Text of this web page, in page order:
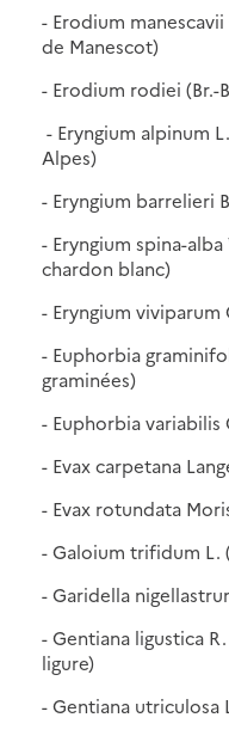
- Erodium
de Manescot)
- Erodium rodiei (Br.-
- Eryngium alpinum
Alpes)
- Eryngium barrelieri
- Eryngium spina-
chardon blanc)
- Eryngium viviparum
- Euphorbia
graminées)
- Euphorbia variabilis
- Evax carpetana
- Evax rotundata
- Galoium trifidum L.
- Garidella
- Gentiana ligustica
ligure)
- Gentiana utriculosa